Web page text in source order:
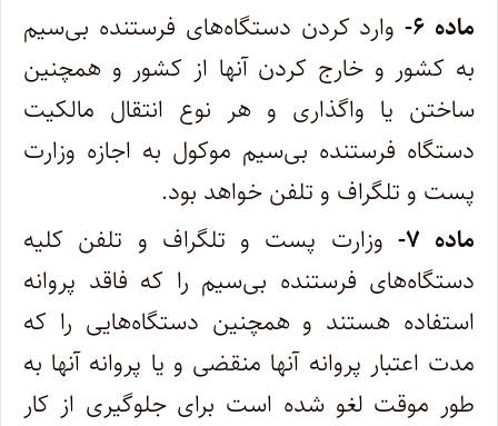
ماده ۶-
وارد کردن دستگاه‌های فرستنده بی‌سیم
به کشور و خارج کردن آنها از کشور و همچنین
ساختن یا واگذاری و هر نوع انتقال مالکیت
دستگاه فرستنده بی‌سیم موکول به اجازه وزارت
پست و تلگراف و تلفن خواهد بود.
‌ماده ۷-
وزارت پست و تلگراف و تلفن کلیه
دستگاه‌های فرستنده بی‌سیم را که فاقد پروانه
استفاده هستند و همچنین دستگاه‌هایی را که
مدت‌ اعتبار پروانه آنها منقضی و یا پروانه آنها به
طور موقت لغو شده است برای جلوگیری از کار